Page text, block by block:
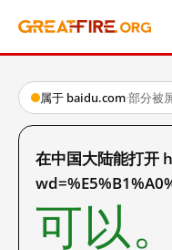
属于 baidu.com·部分被
在中国大陆能打
可以。